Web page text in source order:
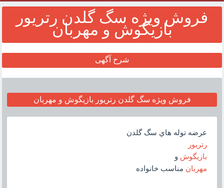
فروش ويژه سگ گلدن رتريور
بازيگوش و مهربان
شرح آگهی
فروش ويژه سگ گلدن رتريور بازيگوش و مهربان
عرضه توله هاي سگ گلدن
رتريور
بازيگوش و
مهربان مناسب خانواده